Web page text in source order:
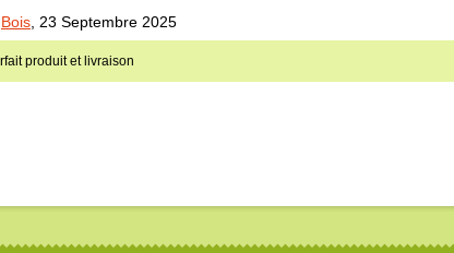
Bois 23 Septembre 2025
produit et livraison